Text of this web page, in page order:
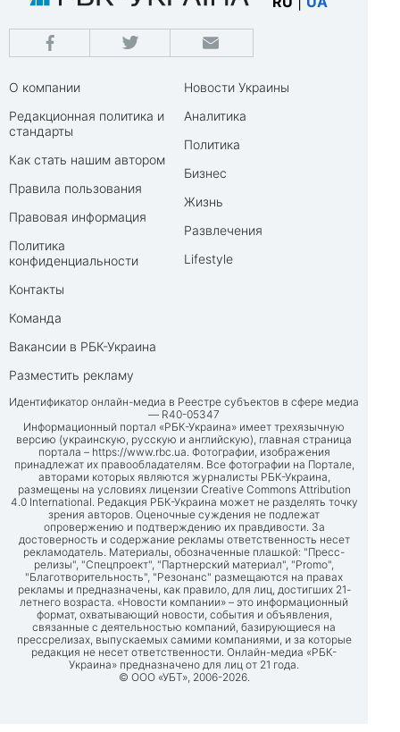
О компании
Редакционная политика и
стандарты
Как стать нашим автором
Правила пользования
Правовая информация
Политика
конфиденциальности
Контакты
Команда
Вакансии в РБК-Украина
Разместить рекламу
Новости Украины
Аналитика
Политика
Бизнес
Жизнь
Развлечения
Lifestyle
Идентификатор онлайн-медиа в Реестре субъектов в сфере медиа
— R40-05347
Информационный портал «РБК-Украина» имеет трехязычную
версию (украинскую, русскую и английскую), главная страница
портала – https://www.rbc.ua. Фотографии, изображения
принадлежат их правообладателям. Все фотографии на Портале,
авторами которых являются журналисты РБК-Украина,
размещены на условиях лицензии Creative Commons Attribution
4.0 International. Редакция РБК-Украина может не разделять точку
зрения авторов. Оценочные суждения не подлежат
опровержению и подтверждению их правдивости. За
достоверность и содержание рекламы ответственность несет
рекламодатель. Материалы, обозначенные плашкой: "Пресс-
релизы", "Спецпроект", "Партнерский материал", "Promo",
"Благотворительность", "Резонанс" размещаются на правах
рекламы и предназначены, как правило, для лиц, достигших 21-
летнего возраста. «Новости компании» – это информационный
формат, охватывающий новости, события и объявления,
связанные с деятельностью компаний, базирующиеся на
прессрелизах, выпускаемых самими компаниями, и за которые
редакция не несет ответственности. Онлайн-медиа «РБК-
Украина» предназначено для лиц от 21 года.
© ООО «УБТ», 2006-2026.